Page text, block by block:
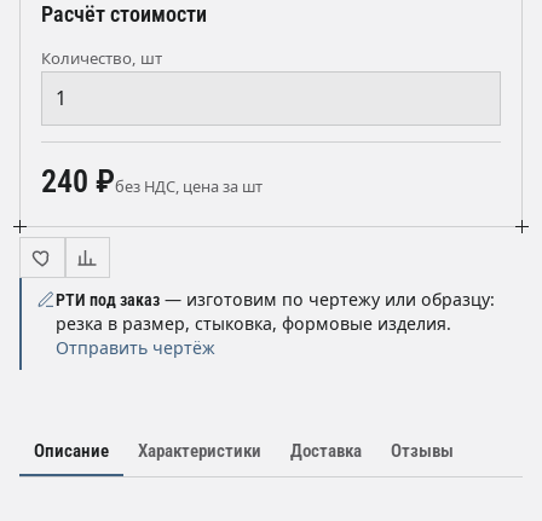
Расчёт стоимости
Количество, шт
240 ₽без НДС, цена за шт
РТИ под заказ — изготовим по чертежу или образцу:
резка в размер, стыковка, формовые изделия.
Отправить чертёж
Описание Характеристики Доставка Отзывы